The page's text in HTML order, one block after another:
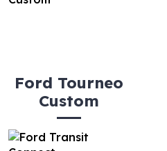
Ford Tourneo
Custom